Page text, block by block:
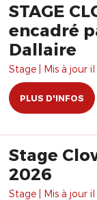
STAGE
encadré
Dallaire
Stage | Mis à jour il
PLUS D'INFOS
Stage
2026
Stage | Mis à jour